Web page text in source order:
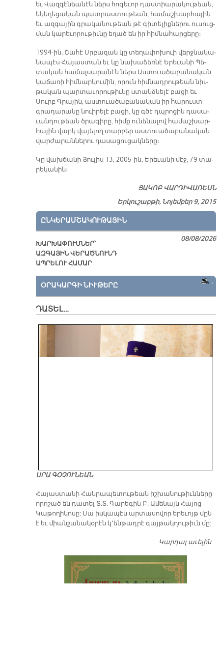
եւ Վազ­գէ­նեանէն ներս հո­գե­ւոր դաս­տիա­րա­կու­թեան,
ե­կե­ղե­ցա­կան պատ­րաս­տու­թեան, հա­մաշ­խար­հա­յին
եւ ազ­գա­յին գրա­կա­նու­թեան թէ գի­տե­լիք­նե­րու ու­սուց­
ման կա­րե­ւո­րու­թիւ­նը ե­ղած են իր հիմ­նա­հար­ցե­րը։
1994-ին, Շա­հէ Սրբա­զան կը տե­ղա­փո­խուի վերջ­նա­կա­
նա­պէս Հա­յաս­տան եւ կը նա­խա­ձեռ­նէ Ե­րե­ւա­նի Պե­
տա­կան հա­մալ­սա­րա­նէն ներս Աս­տուա­ծա­բա­նա­կան
կաճառի հիմ­նար­կու­մին, ո­րուն հիմ­նադ­րու­թեան նիւ­
թա­կան պար­տա­ւո­րու­թիւ­նը ստանձ­նե­լէ բա­ցի եւ
Սուրբ Գրա­յին, աս­տուա­ծա­բա­նա­կան իր հա­րուստ
գրա­դա­րա­նը նուի­րե­լէ բա­ցի, կը գծէ դպրո­ցին դա­սա­
ւան­դու­թեան ծրա­գի­րը, հիմք ու­նե­նա­լով հա­մաշ­խար­
հա­յին վարկ վա­յե­լող տար­բեր աս­տուա­ծա­բա­նա­կան
վար­ժա­րան­նե­րու դա­սա­ցու­ցակ­նե­րը։
Կը վախ­ճա­նի Յու­լիս 13, 2005-ին, Ե­րե­ւա­նի մէջ, 79 տա­
րե­կա­նին։
ՅԱ­ԿՈԲ ՎԱՐ­ԴԻ­ՎԱ­ՌԵԱՆ
Երկուշաբթի, Նոյեմբեր 9, 2015
ԸՆԿԵՐԱՄՇԱԿՈՒԹԱՅԻՆ
ԽԱՐԽԱՓՈՒՄՆԵՐ՝
ԱԶԳԱՅԻՆ ՎԵՐԱԾՆՈՒՆԴ
ԱՊՐԵԼՈՒ ՀԱՄԱՐ
08/08/2026
ՕՐԱԿԱՐԳԻ ՆԻՒԹԵՐԸ
ԴԱՏԵԼ…
ԱՐԱ ԳՕՉՈՒՆԵԱՆ
​Հայաստանի Հանրապետութեան իշխանութիւնները
որոշած են դատել Տ.Տ. Գարեգին Բ. Ամենայն Հայոց
Կաթողիկոսը: Սա իսկապէս արտասովոր երեւոյթ մըն
է եւ միանշանակօրէն կ՚ենթադրէ գայթակղութիւն մը:
Կարդալ աւելին